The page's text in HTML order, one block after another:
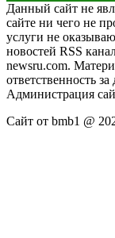
Данный сайт не
сайте ни чего не
услуги не
новостей RSS
newsru.com.
ответственность
Администрация
Сайт от bmb1 @